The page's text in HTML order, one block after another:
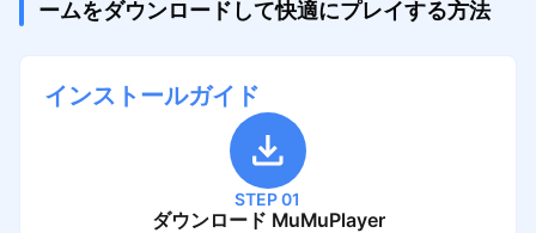
ームをダウンロードして快適にプレイする方法
インストールガイド
STEP 01
ダウンロード MuMuPlayer